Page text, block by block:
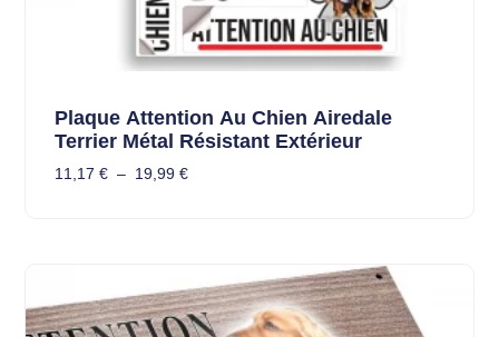
Plaque Attention Au Chien Airedale
Terrier Métal Résistant Extérieur
11,17 € – 19,99 €